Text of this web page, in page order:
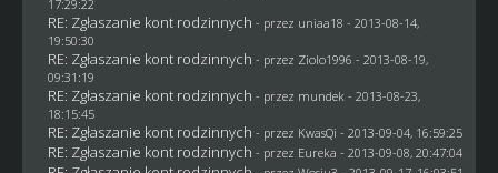
17:29:22
RE: Zgłaszanie kont rodzinnych - przez uniaa18 - 2013-08-14,
19:50:30
RE: Zgłaszanie kont rodzinnych - przez Ziolo1996 - 2013-08-19,
09:31:19
RE: Zgłaszanie kont rodzinnych - przez mundek- 2013-08-23,
18:15:45
RE: Zgłaszanie kont rodzinnych - przez KwasQi - 2013-09-04, 16:59:25
RE: Zgłaszanie kont rodzinnych - przez Eureka - 2013-09-08, 20:47:04